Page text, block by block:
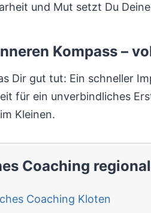
und Mut setzt Du
Kompass –
Dir gut tut: Ein schneller
für ein unverbindliches
Kleinen.
Coaching regional
Coaching Kloten